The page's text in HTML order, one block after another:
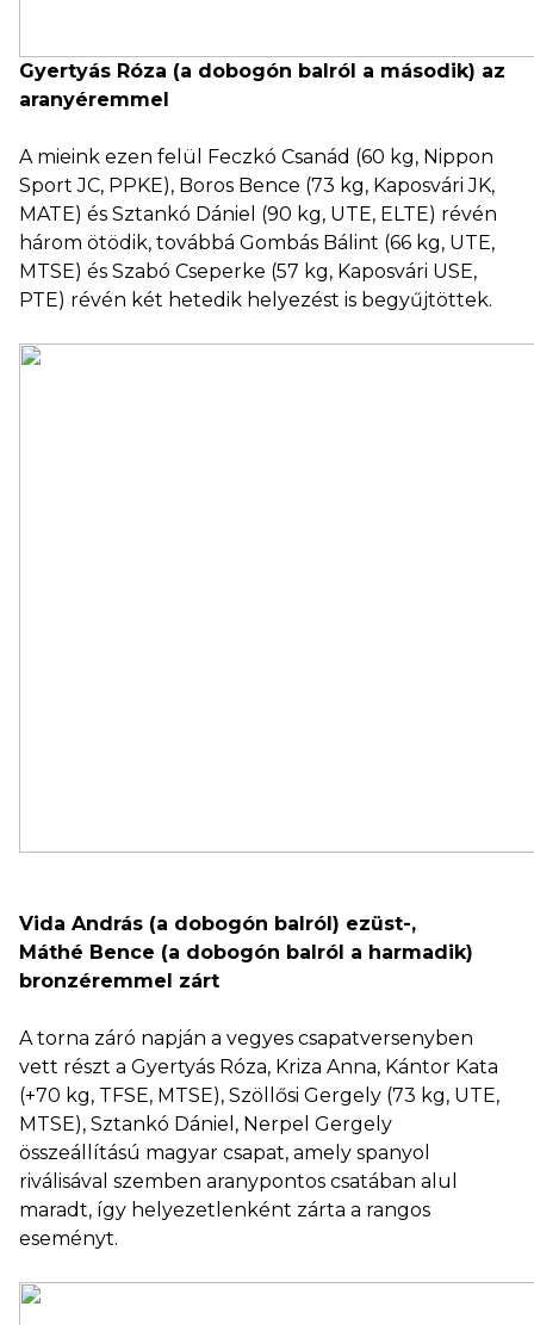
Gyertyás Róza (a dobogón balról a második) az
aranyéremmel
A mieink ezen felül Feczkó Csanád (60 kg, Nippon
Sport JC, PPKE), Boros Bence (73 kg, Kaposvári JK,
MATE) és Sztankó Dániel (90 kg, UTE, ELTE) révén
három ötödik, továbbá Gombás Bálint (66 kg, UTE,
MTSE) és Szabó Cseperke (57 kg, Kaposvári USE,
PTE) révén két hetedik helyezést is begyűjtöttek.
Vida András (a dobogón balról) ezüst-,
Máthé Bence (a dobogón balról a harmadik)
bronzéremmel zárt
A torna záró napján a vegyes csapatversenyben
vett részt a Gyertyás Róza, Kriza Anna, Kántor Kata
(+70 kg, TFSE, MTSE), Szöllősi Gergely (73 kg, UTE,
MTSE), Sztankó Dániel, Nerpel Gergely
összeállítású magyar csapat, amely spanyol
riválisával szemben aranypontos csatában alul
maradt, így helyezetlenként zárta a rangos
eseményt.